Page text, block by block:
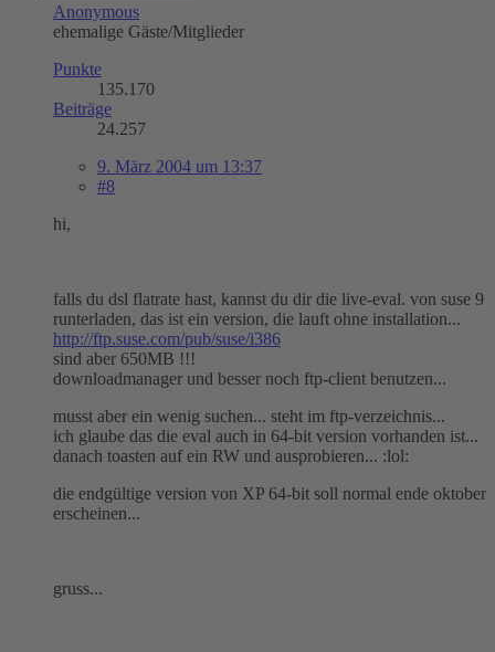
Anonymous
ehemalige Gäste/Mitglieder
Punkte
135.170
Beiträge
24.257
9. März 2004 um 13:37
#8
hi,
falls du dsl flatrate hast, kannst du dir die live-eval. von suse 9
runterladen, das ist ein version, die lauft ohne installation...
http://ftp.suse.com/pub/suse/i386
sind aber 650MB !!!
downloadmanager und besser noch ftp-client benutzen...
musst aber ein wenig suchen... steht im ftp-verzeichnis...
ich glaube das die eval auch in 64-bit version vorhanden ist...
danach toasten auf ein RW und ausprobieren... :lol:
die endgültige version von XP 64-bit soll normal ende oktober
erscheinen...
gruss...